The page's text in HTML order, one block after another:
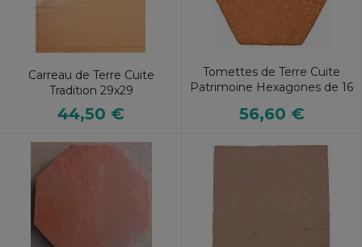
Carreau de Terre Cuite
Tradition 29x29
44,50 €
Tomettes de Terre Cuite
Patrimoine Hexagones de 16
56,60 €